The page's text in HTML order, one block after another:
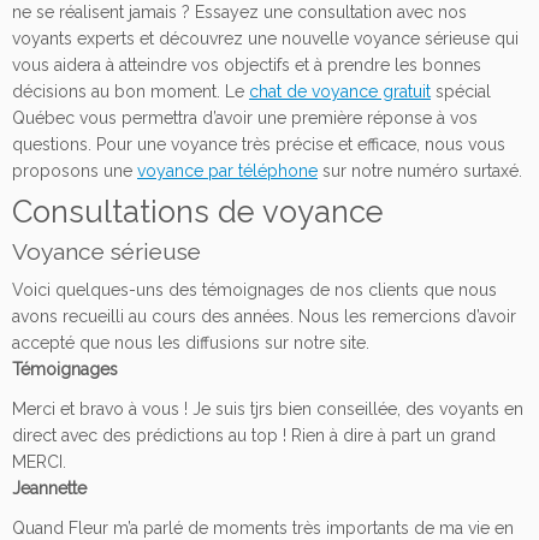
ne se réalisent jamais ? Essayez une consultation avec nos
voyants experts et découvrez une nouvelle voyance sérieuse qui
vous aidera à atteindre vos objectifs et à prendre les bonnes
décisions au bon moment. Le chat de voyance gratuit spécial
Québec vous permettra d’avoir une première réponse à vos
questions. Pour une voyance très précise et efficace, nous vous
proposons une voyance par téléphone sur notre numéro surtaxé.
Consultations de voyance
Voyance sérieuse
Voici quelques-uns des témoignages de nos clients que nous
avons recueilli au cours des années. Nous les remercions d’avoir
accepté que nous les diffusions sur notre site.
Témoignages
Merci et bravo à vous ! Je suis tjrs bien conseillée, des voyants en
direct avec des prédictions au top ! Rien à dire à part un grand
MERCI.
Jeannette
Quand Fleur m’a parlé de moments très importants de ma vie en